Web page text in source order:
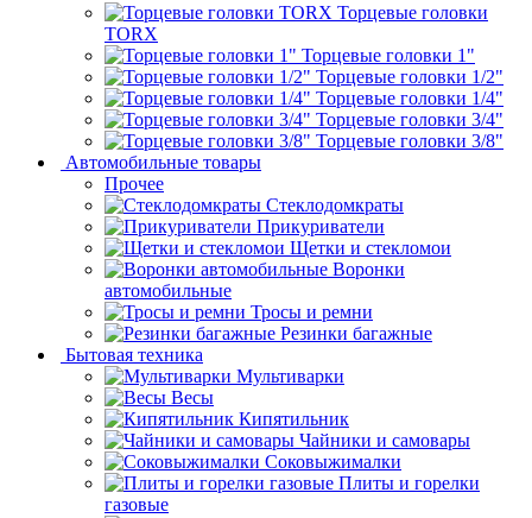
Торцевые головки
TORX
Торцевые головки 1"
Торцевые головки 1/2"
Торцевые головки 1/4"
Торцевые головки 3/4"
Торцевые головки 3/8"
Автомобильные товары
Прочее
Стеклодомкраты
Прикуриватели
Щетки и стекломои
Воронки
автомобильные
Тросы и ремни
Резинки багажные
Бытовая техника
Мультиварки
Весы
Кипятильник
Чайники и самовары
Соковыжималки
Плиты и горелки
газовые